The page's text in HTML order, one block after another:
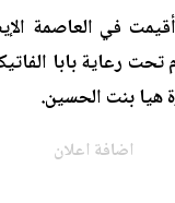
أقيمت في العاصمة
رعاية بابا
هيا بنت الحسين.
اضافة اعلان